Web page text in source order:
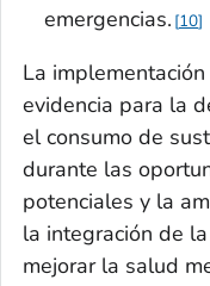
emergencias. 10
La
evidencia para la
el consumo de
durante las
potenciales y la
la integración de
mejorar la salud